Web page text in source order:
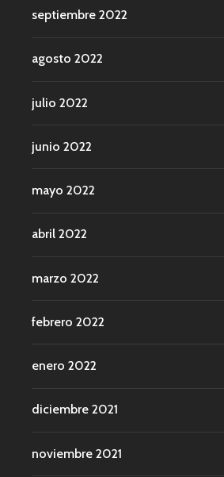
septiembre 2022
agosto 2022
julio 2022
junio 2022
mayo 2022
abril 2022
marzo 2022
febrero 2022
enero 2022
diciembre 2021
noviembre 2021